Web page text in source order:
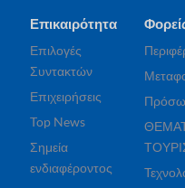
Επικαιρότητα
Επιλογές
Συντακτών
Επιχειρήσεις
Top News
Σημεία
ενδιαφέροντος